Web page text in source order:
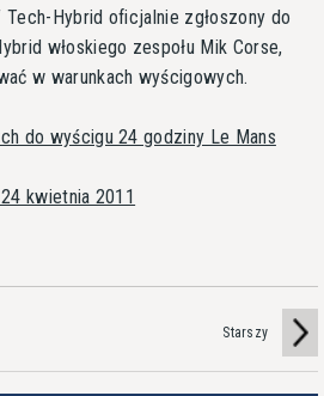
Hybrid oficjalnie zgłoszony do
włoskiego zespołu Mik Corse,
w warunkach wyścigowych.
do wyścigu 24 godziny Le Mans
kwietnia 2011
Starszy